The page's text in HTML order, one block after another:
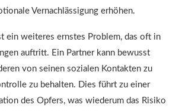
Vernachlässigung erhöhen.
ein weiteres ernstes Problem, das oft in
auftritt. Ein Partner kann bewusst
von seinen sozialen Kontakten zu
zu behalten. Dies führt zu einer
des Opfers, was wiederum das Risiko